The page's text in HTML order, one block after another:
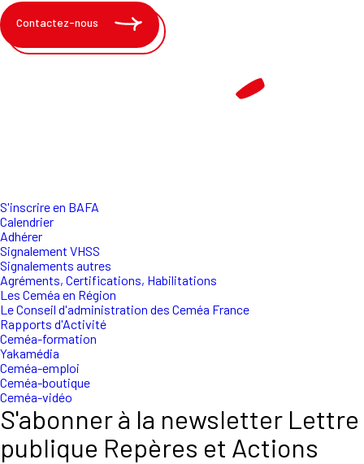
Contactez-nous
S'inscrire en BAFA
Calendrier
Adhérer
Signalement VHSS
Signalements autres
Agréments, Certifications, Habilitations
Les Ceméa en Région
Le Conseil d'administration des Ceméa France
Rapports d'Activité
Ceméa-formation
Yakamédia
Ceméa-emploi
Ceméa-boutique
Ceméa-vidéo
S'abonner à la newsletter Lettre
publique Repères et Actions